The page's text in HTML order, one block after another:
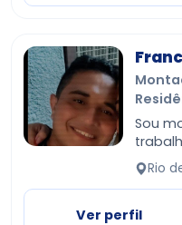
Sou
para
Rio
Ver perfil